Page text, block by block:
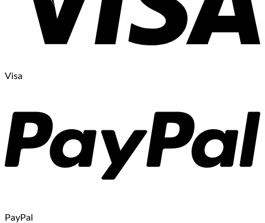
Visa
PayPal